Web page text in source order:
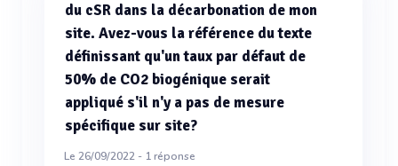
du cSR dans la décarbonation de mon
site. Avez-vous la référence du texte
définissant qu'un taux par défaut de
50% de CO2 biogénique serait
appliqué s'il n'y a pas de mesure
spécifique sur site?
Le 26/09/2022 - 1réponse